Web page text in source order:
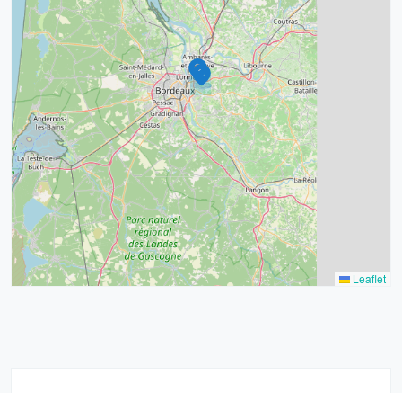
3
2
2
4
32
2
11
11
Leaflet